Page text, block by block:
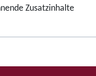
Zusatzinhalte